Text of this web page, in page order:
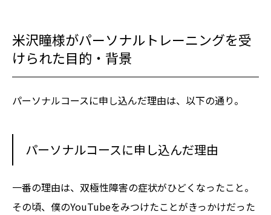
米沢瞳様がパーソナルトレーニングを受
けられた目的・背景
パーソナルコースに申し込んだ理由は、以下の通り。
パーソナルコースに申し込んだ理由
一番の理由は、双極性障害の症状がひどくなったこと。
その頃、僕のYouTubeをみつけたことがきっかけだった